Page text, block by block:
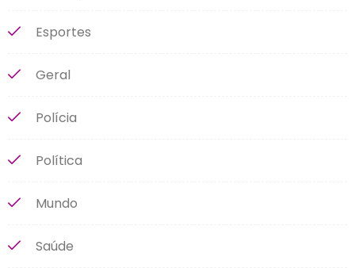
Esportes
Geral
Polícia
Política
Mundo
Saúde